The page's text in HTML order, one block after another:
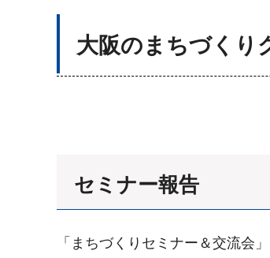
大阪のまちづくり
セミナー報告
「まちづくりセミナー＆交流会